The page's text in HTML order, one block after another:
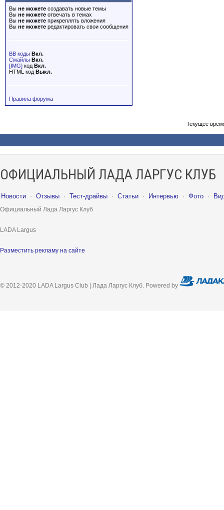
Вы не можете создавать новые темы
Вы не можете отвечать в темах
Вы не можете прикреплять вложения
Вы не можете редактировать свои сообщения
BB коды Вкл.
Смайлы Вкл.
[IMG] код Вкл.
HTML код Выкл.
Правила форума
Текущее
ОФИЦИАЛЬНЫЙ ЛАДА ЛАРГУС КЛУБ
Новости · Отзывы · Тест-драйвы · Статьи · Интервью · Фото ·
Официальный Лада Ларгус Клуб
LADA Largus
Разместить рекламу на сайте
© 2012-2020 LADA Largus Club | Лада Ларгус Клуб. Powered by